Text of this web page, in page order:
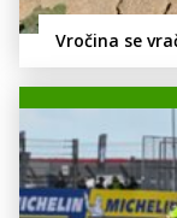
Vročina se